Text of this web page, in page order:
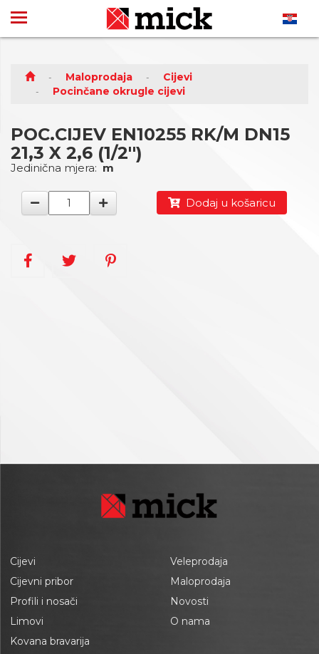
Maloprodaja
Cijevi
Pocinčane okrugle cijevi
POC.CIJEV EN10255 RK/M DN15
21,3 X 2,6 (1/2'')
Jedinična mjera: m
Dodaj u košaricu
Cijevi
Cijevni pribor
Profili i nosači
Limovi
Kovana bravarija
Veleprodaja
Maloprodaja
Novosti
O nama